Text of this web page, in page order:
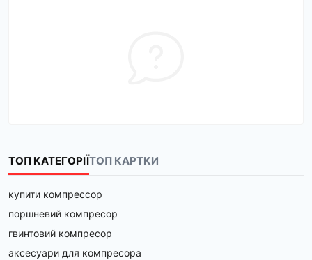
ТОП КАТЕГОРІЇТОП КАРТКИ
купити компрессор
поршневий компресор
гвинтовий компресор
аксесуари для компресора